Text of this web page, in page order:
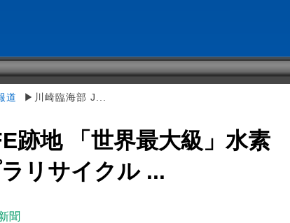
道 ▶川崎臨海部 J...
跡地 「世界最大級」水素
リサイクル ...
聞